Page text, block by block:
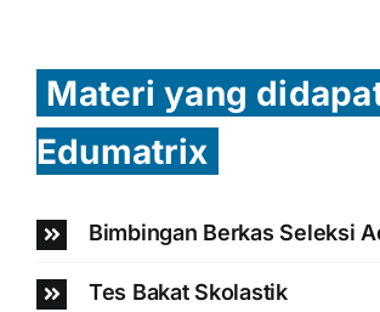
Materi yang
Edumatrix
Bimbingan Berkas Seleksi
Tes Bakat Skolastik